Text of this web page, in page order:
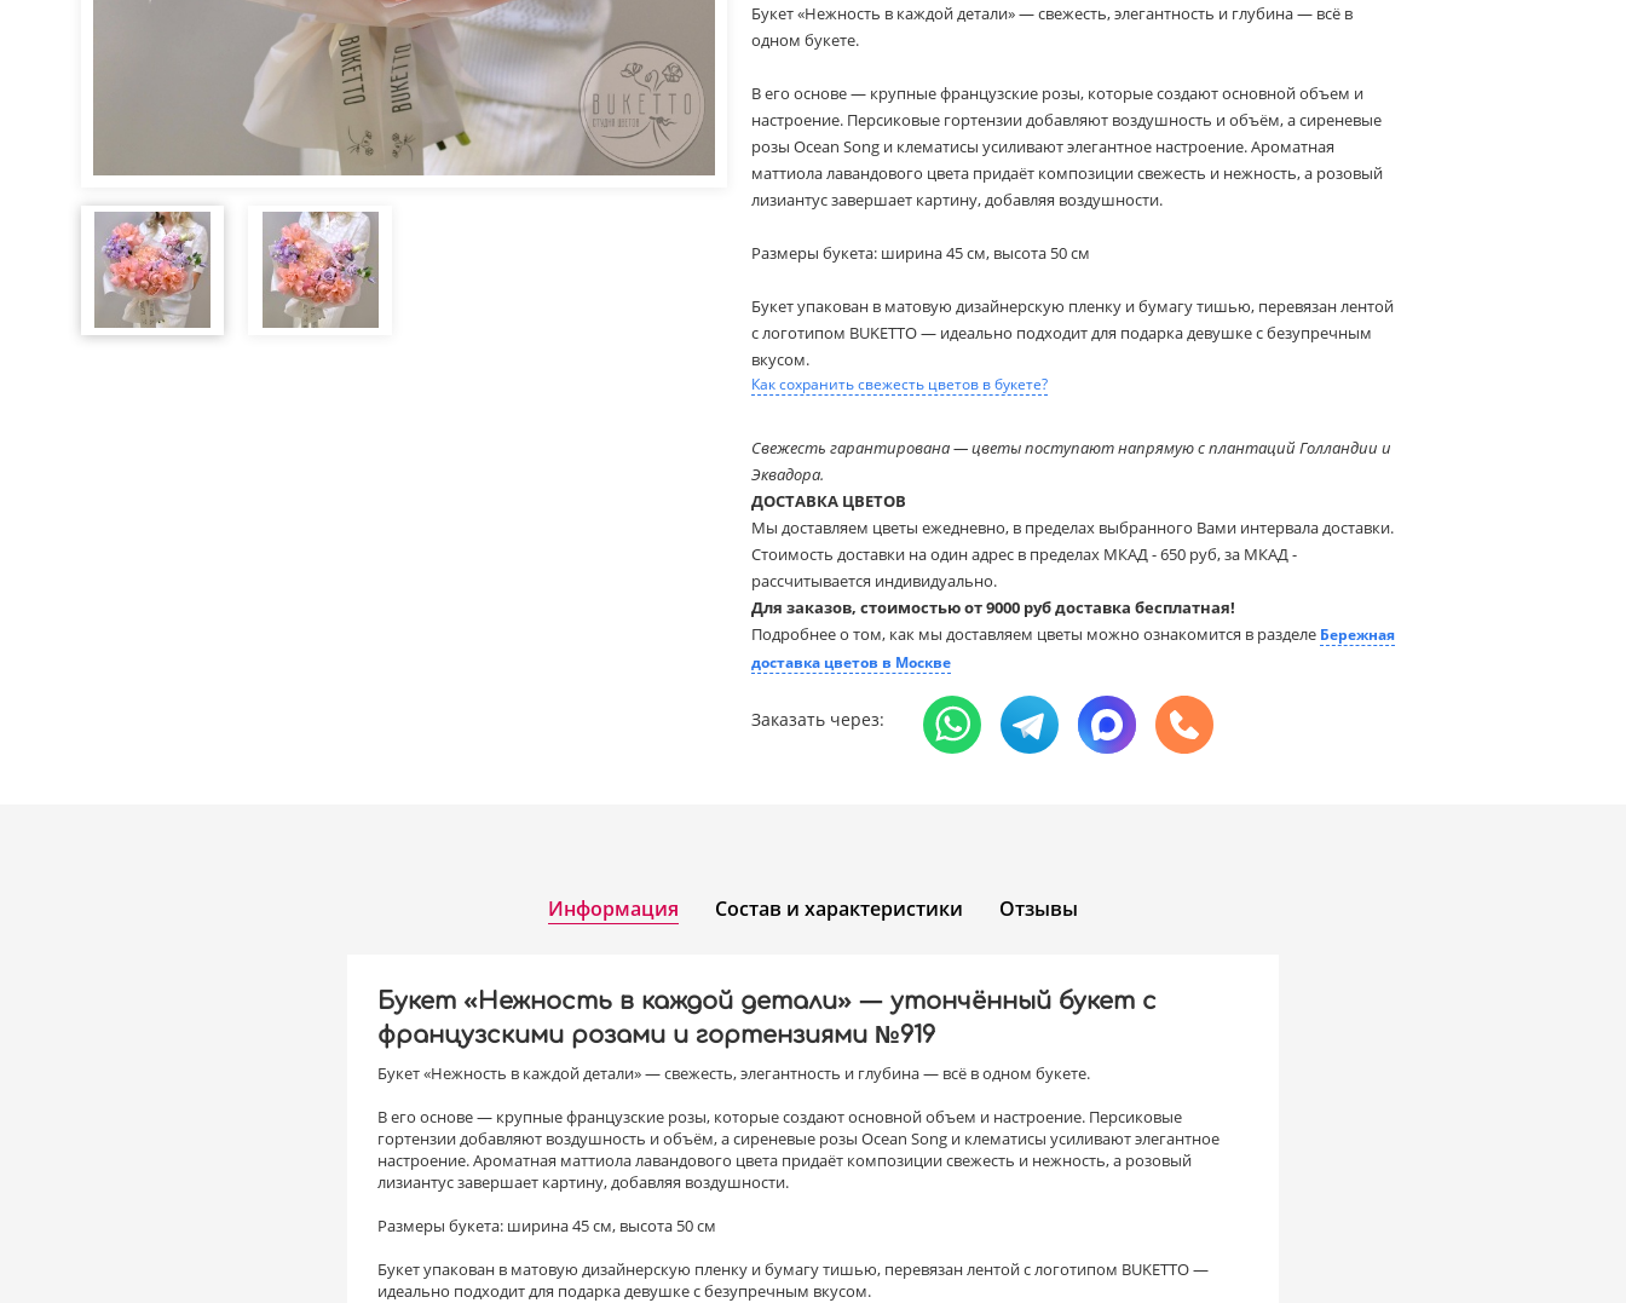
Букет «Нежность в каждой детали» — свежесть, элегантность и глубина — всё в
одном букете.
В его основе — крупные французские розы, которые создают основной объем и
настроение. Персиковые гортензии добавляют воздушность и объём, а сиреневые
розы Ocean Song и клематисы усиливают элегантное настроение. Ароматная
маттиола лавандового цвета придаёт композиции свежесть и нежность, а розовый
лизиантус завершает картину, добавляя воздушности.
Размеры букета: ширина 45 см, высота 50 см
Букет упакован в матовую дизайнерскую пленку и бумагу тишью, перевязан лентой
с логотипом BUKETTO — идеально подходит для подарка девушке с безупречным
вкусом.
Как сохранить свежесть цветов в букете?
Свежесть гарантирована — цветы поступают напрямую с плантаций Голландии и
Эквадора.
ДОСТАВКА ЦВЕТОВ
Мы доставляем цветы ежедневно, в пределах выбранного Вами интервала доставки.
Стоимость доставки на один адрес в пределах МКАД - 650 руб, за МКАД -
рассчитывается индивидуально.
Для заказов, стоимостью от 9000 руб доставка бесплатная!
Подробнее о том, как мы доставляем цветы можно ознакомится в разделе Бережная
доставка цветов в Москве
Заказать через:
Информация Состав и характеристики Отзывы
Букет «Нежность в каждой детали» — утончённый букет с
французскими розами и гортензиями №919
Букет «Нежность в каждой детали» — свежесть, элегантность и глубина — всё в одном букете.
В его основе — крупные французские розы, которые создают основной объем и настроение. Персиковые
гортензии добавляют воздушность и объём, а сиреневые розы Ocean Song и клематисы усиливают элегантное
настроение. Ароматная маттиола лавандового цвета придаёт композиции свежесть и нежность, а розовый
лизиантус завершает картину, добавляя воздушности.
Размеры букета: ширина 45 см, высота 50 см
Букет упакован в матовую дизайнерскую пленку и бумагу тишью, перевязан лентой с логотипом BUKETTO —
идеально подходит для подарка девушке с безупречным вкусом.